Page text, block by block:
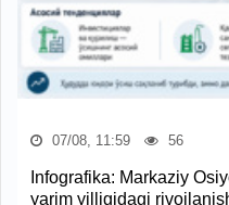
07/08, 11:59 56
Infografika: Markaziy
yarim yilligidagi